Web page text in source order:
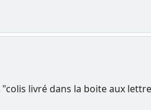
livré dans la boite aux